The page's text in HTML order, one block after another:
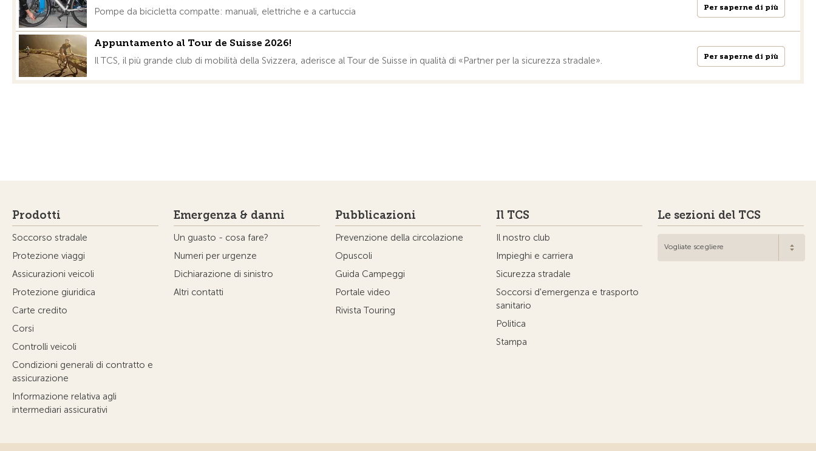
Pompe da bicicletta compatte: manuali, elettriche e a cartuccia Per saperne di più
Per saperne di più
Appuntamento al Tour de Suisse 2026!
Il TCS, il più grande club di mobilità della Svizzera, aderisce al Tour de Suisse in qualità di «Partner per la sicurezza stradale». Per saperne di più
Per saperne di più
Prodotti
Soccorso stradale
Protezione viaggi
Assicurazioni veicoli
Protezione giuridica
Carte credito
Corsi
Controlli veicoli
Condizioni generali di contratto e
assicurazione
Informazione relativa agli
intermediari assicurativi
Emergenza & danni
Un guasto - cosa fare?
Numeri per urgenze
Dichiarazione di sinistro
Altri contatti
Pubblicazioni
Prevenzione della circolazione
Opuscoli
Guida Campeggi
Portale video
Rivista Touring
Il TCS
Il nostro club
Impieghi e carriera
Sicurezza stradale
Soccorsi d'emergenza e trasporto
sanitario
Politica
Stampa
Le sezioni del TCS
Vogliate scegliere